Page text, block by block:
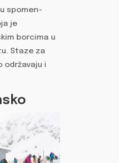
spomen-
je
borcima u
Staze za
održavaju i